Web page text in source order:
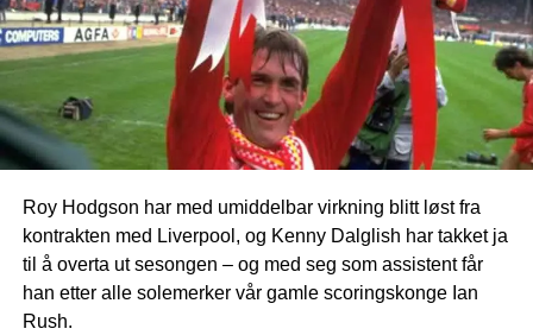
Roy Hodgson har med umiddelbar virkning blitt løst fra
kontrakten med Liverpool, og Kenny Dalglish har takket ja
til å overta ut sesongen – og med seg som assistent får
han etter alle solemerker vår gamle scoringskonge Ian
Rush.